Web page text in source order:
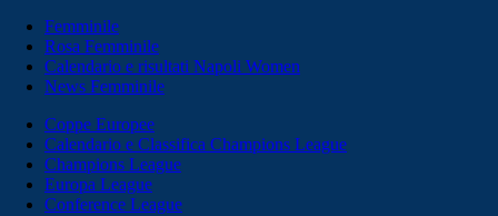
Femminile
Rosa Femminile
Calendario e risultati Napoli Women
News Femminile
Coppe Europee
Calendario e Classifica Champions League
Champions League
Europa League
Conference League